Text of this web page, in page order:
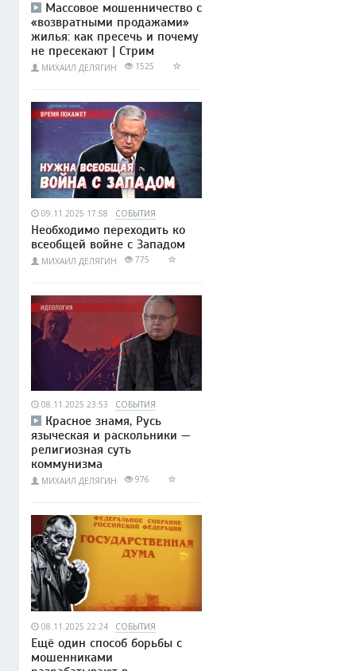
Массовое мошенничество с
«возвратными продажами»
жилья: как пресечь и почему
не пресекают | Стрим
МИХАИЛ ДЕЛЯГИН 1525
09.11.2025 17:58 СОБЫТИЯ
Необходимо переходить ко
всеобщей войне с Западом
МИХАИЛ ДЕЛЯГИН 775
08.11.2025 23:53 СОБЫТИЯ
Красное знамя, Русь
языческая и раскольники —
религиозная суть
коммунизма
МИХАИЛ ДЕЛЯГИН 976
08.11.2025 22:24 СОБЫТИЯ
Ещё один способ борьбы с
мошенниками